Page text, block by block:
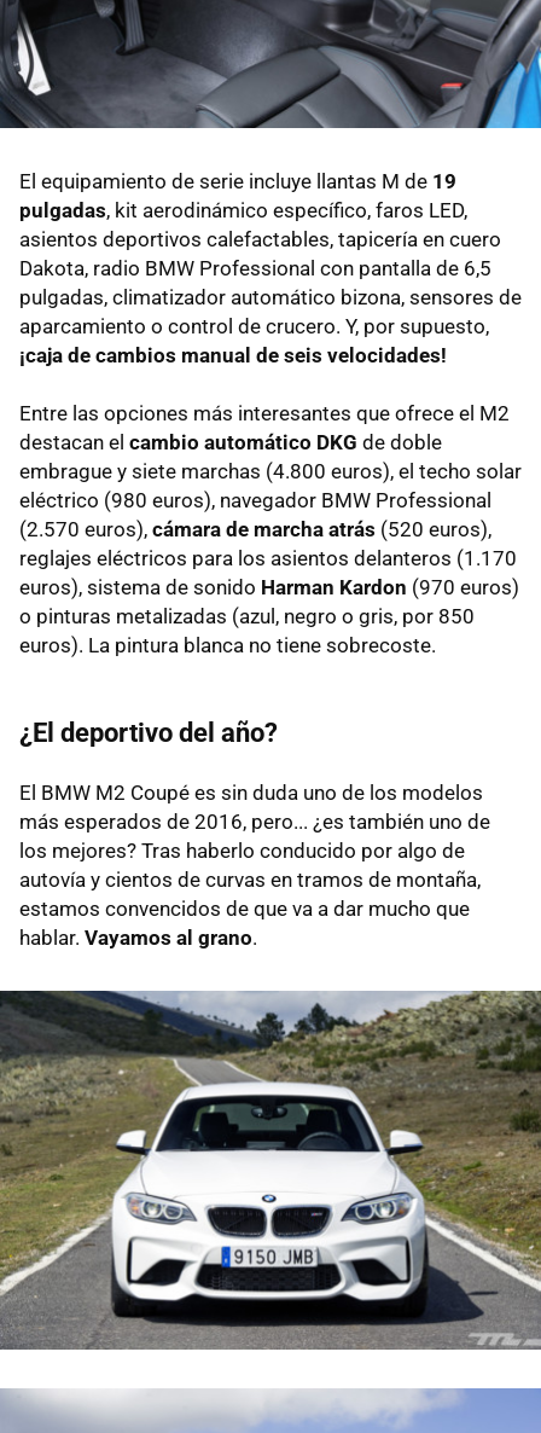
El equipamiento de serie incluye llantas M de 19
pulgadas, kit aerodinámico específico, faros LED,
asientos deportivos calefactables, tapicería en cuero
Dakota, radio BMW Professional con pantalla de 6,5
pulgadas, climatizador automático bizona, sensores de
aparcamiento o control de crucero. Y, por supuesto,
¡caja de cambios manual de seis velocidades!
Entre las opciones más interesantes que ofrece el M2
destacan el cambio automático DKG de doble
embrague y siete marchas (4.800 euros), el techo solar
eléctrico (980 euros), navegador BMW Professional
(2.570 euros), cámara de marcha atrás (520 euros),
reglajes eléctricos para los asientos delanteros (1.170
euros), sistema de sonido Harman Kardon (970 euros)
o pinturas metalizadas (azul, negro o gris, por 850
euros). La pintura blanca no tiene sobrecoste.
¿El deportivo del año?
El BMW M2 Coupé es sin duda uno de los modelos
más esperados de 2016, pero... ¿es también uno de
los mejores? Tras haberlo conducido por algo de
autovía y cientos de curvas en tramos de montaña,
estamos convencidos de que va a dar mucho que
hablar. Vayamos al grano.